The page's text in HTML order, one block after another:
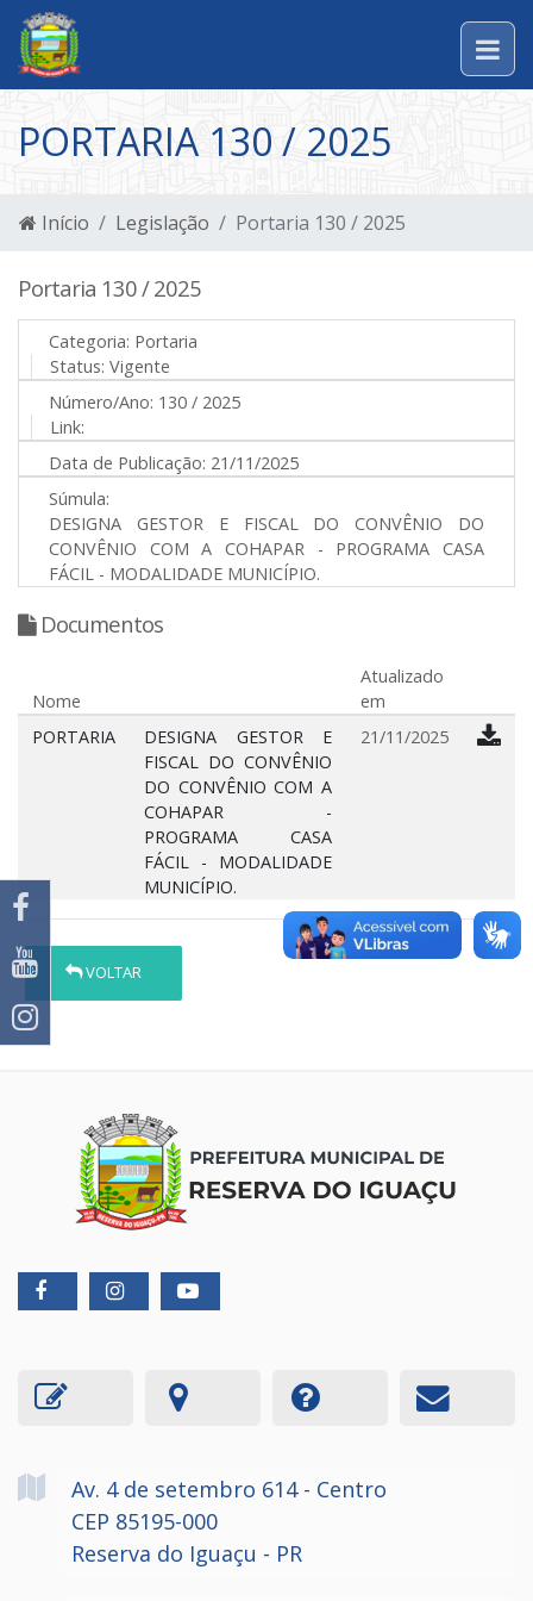
PORTARIA 130 / 2025
Início Legislação Portaria 130 / 2025
Portaria 130 / 2025
Categoria: Portaria
Status: Vigente
Número/Ano: 130 / 2025
Link:
Data de Publicação: 21/11/2025
Súmula:
DESIGNA GESTOR E FISCAL DO CONVÊNIO DO
CONVÊNIO COM A COHAPAR - PROGRAMA CASA
FÁCIL - MODALIDADE MUNICÍPIO.
Documentos
Nome
Atualizado
em
PORTARIA
DESIGNA GESTOR E
FISCAL DO CONVÊNIO
DO CONVÊNIO COM A
COHAPAR -
PROGRAMA CASA
FÁCIL - MODALIDADE
MUNICÍPIO.
21/11/2025
VOLTAR
Av. 4 de setembro 614 - Centro
CEP 85195-000
Reserva do Iguaçu - PR